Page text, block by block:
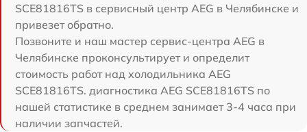
SCE81816TS в сервисный центр AEG в Челябинске и
привезет обратно.
Позвоните и наш мастер сервис-центра AEG в
Челябинске проконсультирует и определит
стоимость работ над холодильника AEG
SCE81816TS. диагностика AEG SCE81816TS по
нашей статистике в среднем занимает 3-4 часа при
наличии запчастей.